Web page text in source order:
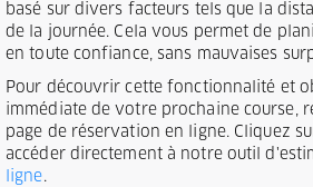
basé sur divers facteurs tels que la
de la journée. Cela vous permet de
en toute confiance, sans mauvaises
Pour découvrir cette fonctionnalité et
immédiate de votre prochaine course,
page de réservation en ligne. Cliquez
accéder directement à notre outil
ligne.